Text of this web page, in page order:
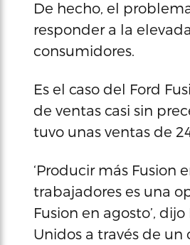
De hecho, el
responder a la
consumidores.
Es el caso del Ford
de ventas casi sin
tuvo unas ventas de
‘Producir más Fusion
trabajadores es una
Fusion en agosto’,
Unidos a través de un